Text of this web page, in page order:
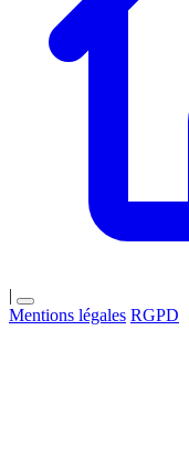
|
Mentions légales RGPD